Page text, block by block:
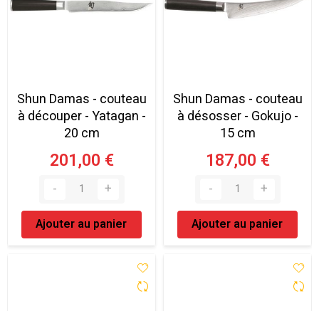
Shun Damas - couteau
à découper - Yatagan -
20 cm
201,00 €
Ajouter au panier
Shun Damas - couteau
à désosser - Gokujo -
15 cm
187,00 €
Ajouter au panier